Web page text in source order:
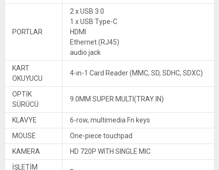
PORTLAR
2 x USB 3.0
1 x USB Type-C
HDMI
Ethernet (RJ45)
audio jack
KART
OKUYUCU
4-in-1 Card Reader (MMC, SD, SDHC, SDXC)
OPTİK
SÜRÜCÜ
9.0MM SUPER MULTI(TRAY IN)
KLAVYE
6-row, multimedia Fn keys
MOUSE
One-piece touchpad
KAMERA
HD 720P WITH SINGLE MIC
İŞLETİM